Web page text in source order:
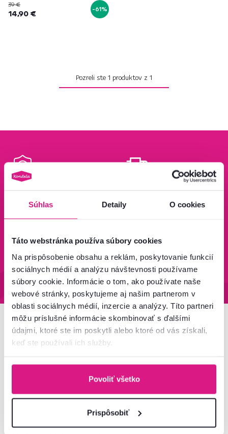
Súhlas Detaily O cookies
Táto webstránka používa súbory cookies
Na prispôsobenie obsahu a reklám, poskytovanie funkcií
sociálnych médií a analýzu návštevnosti používame
súbory cookie. Informácie o tom, ako používate naše
webové stránky, poskytujeme aj našim partnerom v
oblasti sociálnych médií, inzercie a analýzy. Títo partneri
môžu príslušné informácie skombinovať s ďalšími
údajmi, ktoré ste im poskytli alebo ktoré od vás získali,
keď ste používali ich služby.
Povoliť všetko
Prispôsobiť
39 €
14,90 € -61%
Pozreli ste 1 produktov z 1
Zistiť viac
95 % tovaru na sklade
Zistiť viac
Vrátenie tovaru do 60 dní
Zistiť viac
Newsletter
ponuky pre vaše bývanie.